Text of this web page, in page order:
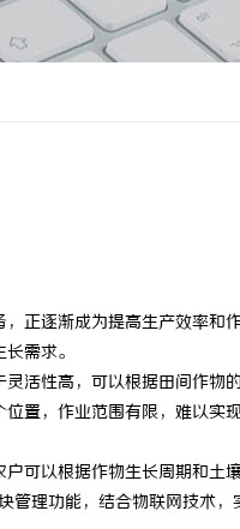
正逐渐成为提高生产效率和
需求。
活性高，可以根据田间作物
置，作业范围有限，难以实
可以根据作物生长周期和土
管理功能，结合物联网技术，